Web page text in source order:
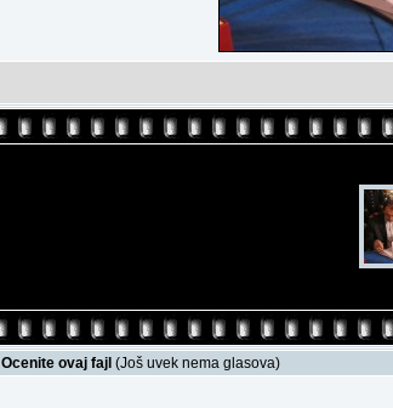
Ocenite ovaj fajl (Još uvek nema glasova)